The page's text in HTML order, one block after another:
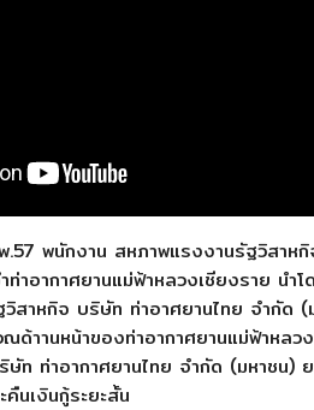
พนักงาน สหภาพแรงงานรัฐวิสาห
าอากาศยานแม่ฟ้าหลวงเชียงราย นำ
สาหกิจ บริษัท ท่าอาศยานไทย จำกัด (
ด้าานหน้าของท่าอากาศยานแม่ฟ้าหล
ษัท ท่าอากาศยานไทย จำกัด (มหาชน)
คืนเงินกู้ระยะสั้น